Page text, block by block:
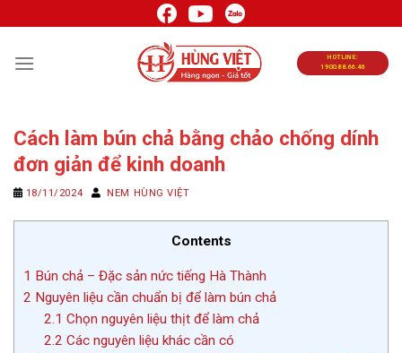
đến
nội
HOTLINE:
1900.88.66.46
Cách làm bún chả bằng chảo chống dính
đơn giản để kinh doanh
18/11/2024 NEM HÙNG VIỆT
Contents
1 Bún chả – Đặc sản nức tiếng Hà Thành
2 Nguyên liệu cần chuẩn bị để làm bún chả
2.1 Chọn nguyên liệu thịt để làm chả
2.2 Các nguyên liệu khác cần có